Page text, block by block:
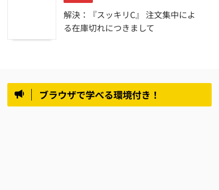
解決：『スッキリC』 注文集中によ
る在庫切れにつきまして
ブラウザで学べる環境付き！